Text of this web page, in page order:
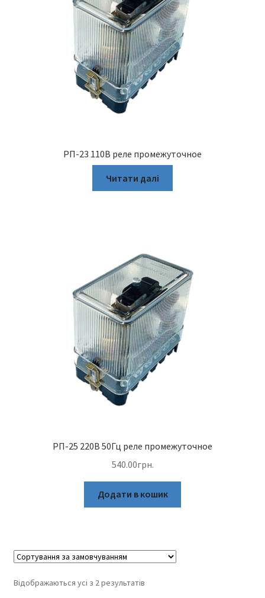
РП-23 110В реле промежуточное
Читати далі
РП-25 220В 50Гц реле промежуточное
540.00грн.
Додати в кошик
Відображаються усі з 2 результатів